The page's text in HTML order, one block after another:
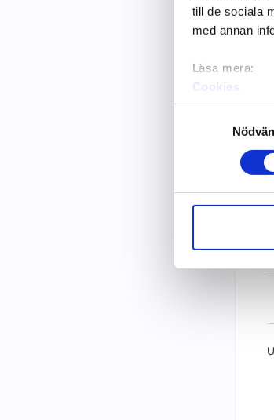
till de sociala
med annan
Läsa mera:
Cookies
Dataskydd